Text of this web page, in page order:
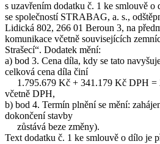
s uzavřením dodatku č. 1 ke smlouvě
se společností STRABAG, a. s.,
Lidická 802, 266 01 Beroun 3, na
komunikace včetně souvisejících
Strašecí“. Dodatek mění:
a) bod 3. Cena díla, kdy se tato
celková cena díla činí
1.795.679 Kč + 341.179 Kč DPH =
včetně DPH,
b) bod 4. Termín plnění se mění:
dokončení stavby
zůstává beze změny).
Text dodatku č. 1 ke smlouvě o dílo je